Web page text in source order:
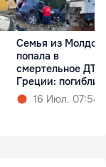
Семья из
попала в
смертельное ДТП
Греции: погибли
16 Июл. 07:54